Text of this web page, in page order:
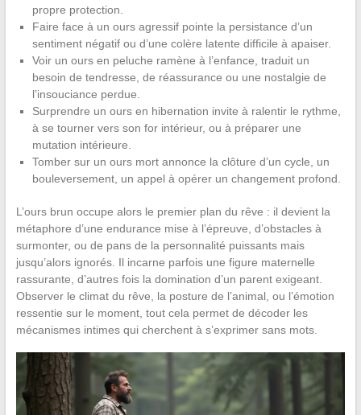
propre protection.
Faire face à un ours agressif pointe la persistance d’un
sentiment négatif ou d’une colère latente difficile à apaiser.
Voir un ours en peluche ramène à l’enfance, traduit un
besoin de tendresse, de réassurance ou une nostalgie de
l’insouciance perdue.
Surprendre un ours en hibernation invite à ralentir le rythme,
à se tourner vers son for intérieur, ou à préparer une
mutation intérieure.
Tomber sur un ours mort annonce la clôture d’un cycle, un
bouleversement, un appel à opérer un changement profond.
L’ours brun occupe alors le premier plan du rêve : il devient la
métaphore d’une endurance mise à l’épreuve, d’obstacles à
surmonter, ou de pans de la personnalité puissants mais
jusqu’alors ignorés. Il incarne parfois une figure maternelle
rassurante, d’autres fois la domination d’un parent exigeant.
Observer le climat du rêve, la posture de l’animal, ou l’émotion
ressentie sur le moment, tout cela permet de décoder les
mécanismes intimes qui cherchent à s’exprimer sans mots.